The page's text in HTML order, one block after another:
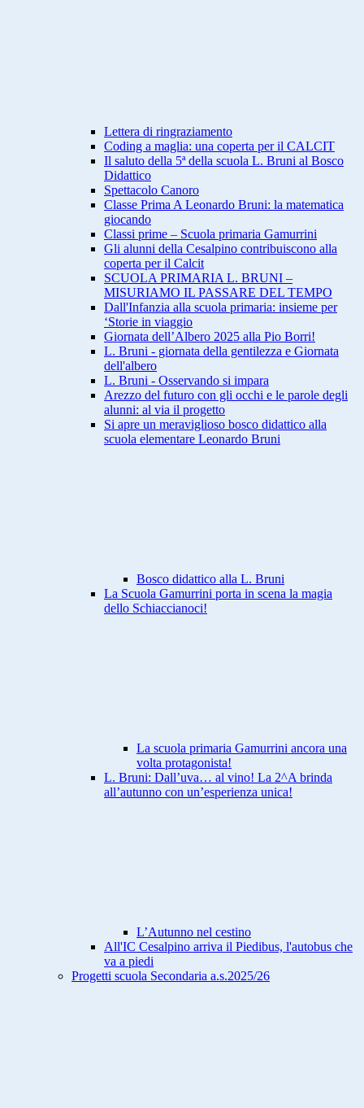
Lettera di ringraziamento
Coding a maglia: una coperta per il CALCIT
Il saluto della 5ª della scuola L. Bruni al Bosco
Didattico
Spettacolo Canoro
Classe Prima A Leonardo Bruni: la matematica
giocando
Classi prime – Scuola primaria Gamurrini
Gli alunni della Cesalpino contribuiscono alla
coperta per il Calcit
SCUOLA PRIMARIA L. BRUNI –
MISURIAMO IL PASSARE DEL TEMPO
Dall'Infanzia alla scuola primaria: insieme per
‘Storie in viaggio
Giornata dell’Albero 2025 alla Pio Borri!
L. Bruni - giornata della gentilezza e Giornata
dell'albero
L. Bruni - Osservando si impara
Arezzo del futuro con gli occhi e le parole degli
alunni: al via il progetto
Si apre un meraviglioso bosco didattico alla
scuola elementare Leonardo Bruni
Bosco didattico alla L. Bruni
La Scuola Gamurrini porta in scena la magia
dello Schiaccianoci!
La scuola primaria Gamurrini ancora una
volta protagonista!
L. Bruni: Dall’uva… al vino! La 2^A brinda
all’autunno con un’esperienza unica!
L’Autunno nel cestino
All'IC Cesalpino arriva il Piedibus, l'autobus che
va a piedi
Progetti scuola Secondaria a.s.2025/26